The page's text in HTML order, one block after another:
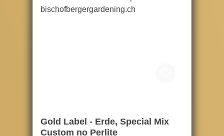
Gold Label - Erde, Special Mix
Custom no Perlite